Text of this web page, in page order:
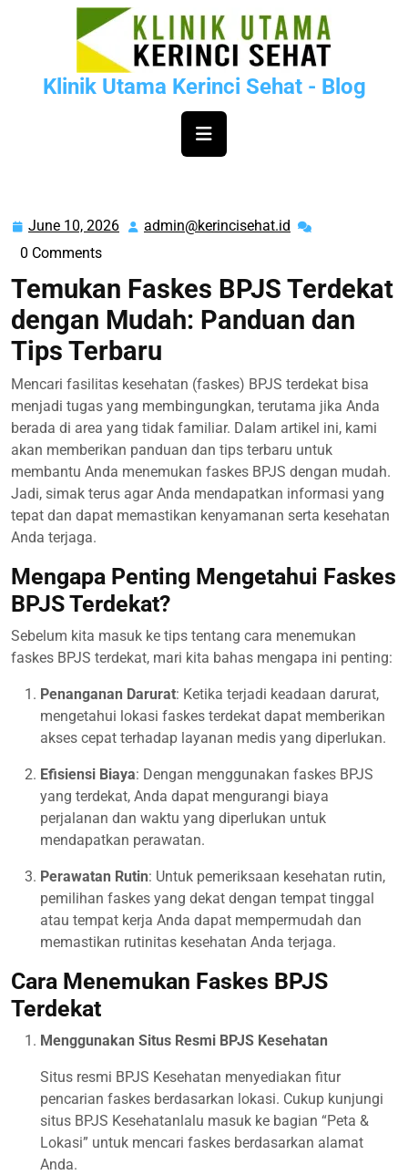
Klinik Utama Kerinci Sehat - Blog
June 10, 2026 Juneadmin@kerincisehat.id
0 Comments
Temukan Faskes BPJS Terdekat
dengan Mudah: Panduan dan
Tips Terbaru
Mencari fasilitas kesehatan (faskes) BPJS terdekat bisa
menjadi tugas yang membingungkan, terutama jika Anda
berada di area yang tidak familiar. Dalam artikel ini, kami
akan memberikan panduan dan tips terbaru untuk
membantu Anda menemukan faskes BPJS dengan mudah.
Jadi, simak terus agar Anda mendapatkan informasi yang
tepat dan dapat memastikan kenyamanan serta kesehatan
Anda terjaga.
Mengapa Penting Mengetahui Faskes
BPJS Terdekat?
Sebelum kita masuk ke tips tentang cara menemukan
faskes BPJS terdekat, mari kita bahas mengapa ini penting:
Penanganan Darurat: Ketika terjadi keadaan darurat,
mengetahui lokasi faskes terdekat dapat memberikan
akses cepat terhadap layanan medis yang diperlukan.
Efisiensi Biaya: Dengan menggunakan faskes BPJS
yang terdekat, Anda dapat mengurangi biaya
perjalanan dan waktu yang diperlukan untuk
mendapatkan perawatan.
Perawatan Rutin: Untuk pemeriksaan kesehatan rutin,
pemilihan faskes yang dekat dengan tempat tinggal
atau tempat kerja Anda dapat mempermudah dan
memastikan rutinitas kesehatan Anda terjaga.
Cara Menemukan Faskes BPJS
Terdekat
Menggunakan Situs Resmi BPJS Kesehatan
Situs resmi BPJS Kesehatan menyediakan fitur
pencarian faskes berdasarkan lokasi. Cukup kunjungi
situs BPJS Kesehatanlalu masuk ke bagian “Peta &
Lokasi” untuk mencari faskes berdasarkan alamat
Anda.